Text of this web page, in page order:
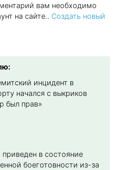
вам необходимо
на сайте.. Создать новый
инцидент в
начался с выкриков
был прав»
в состояние
боеготовности из-за